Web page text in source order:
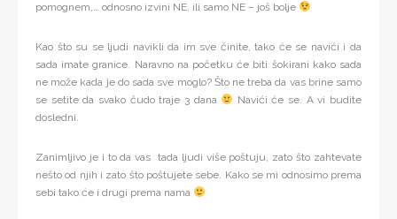
pomognem,… odnosno izvini NE, ili samo NE – još bolje
Kao što su se ljudi navikli da im sve činite, tako će se navići i da
sada imate granice. Naravno na početku će biti šokirani kako sada
ne može kada je do sada sve moglo? Što ne treba da vas brine samo
se setite da svako čudo traje 3 dana
Navići će se. A vi budite
dosledni.
Zanimljivo je i to da vas tada ljudi više poštuju, zato što zahtevate
nešto od njih i zato što poštujete sebe. Kako se mi odnosimo prema
sebi tako će i drugi prema nama